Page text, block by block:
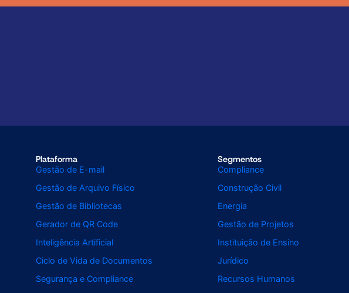
Plataforma
Gestão de E-mail
Gestão de Arquivo Físico
Gestão de Bibliotecas
Gerador de QR Code
Inteligência Artificial
Ciclo de Vida de Documentos
Segurança e Compliance
Segmentos
Compliance
Construção Civil
Energia
Gestão de Projetos
Instituição de Ensino
Jurídico
Recursos Humanos